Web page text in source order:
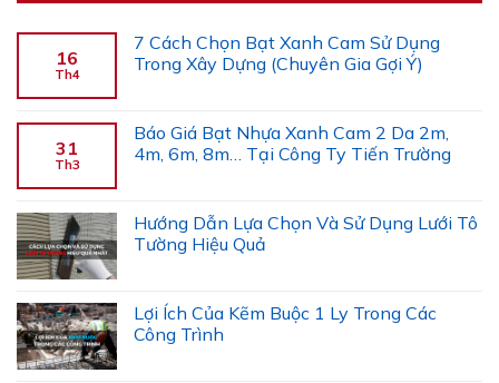
16
Th4
7 Cách Chọn Bạt Xanh Cam Sử Dụng
Trong Xây Dựng (Chuyên Gia Gợi Ý)
31
Th3
Báo Giá Bạt Nhựa Xanh Cam 2 Da 2m,
4m, 6m, 8m… Tại Công Ty Tiến Trường
Hướng Dẫn Lựa Chọn Và Sử Dụng Lưới Tô
Tường Hiệu Quả
Lợi Ích Của Kẽm Buộc 1 Ly Trong Các
Công Trình